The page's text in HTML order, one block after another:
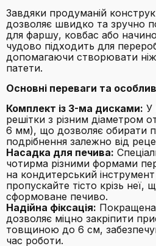
Завдяки продуманій
дозволяє швидко та зручно
для фаршу, ковбас або
чудово підходить для
допомагаючи створювати
патети.
Основні переваги та
Комплект із 3-ма дисками: У
решітки з різним діаметром
6 мм), що дозволяє обирати
подрібнення залежно від
Насадка для печива:
чотирма різними формами
на кондитерський
пропускайте тісто крізь неї,
сформоване печиво.
Надійна фіксація:
дозволяє міцно закріпити
товщиною до 6 см,
час роботи.